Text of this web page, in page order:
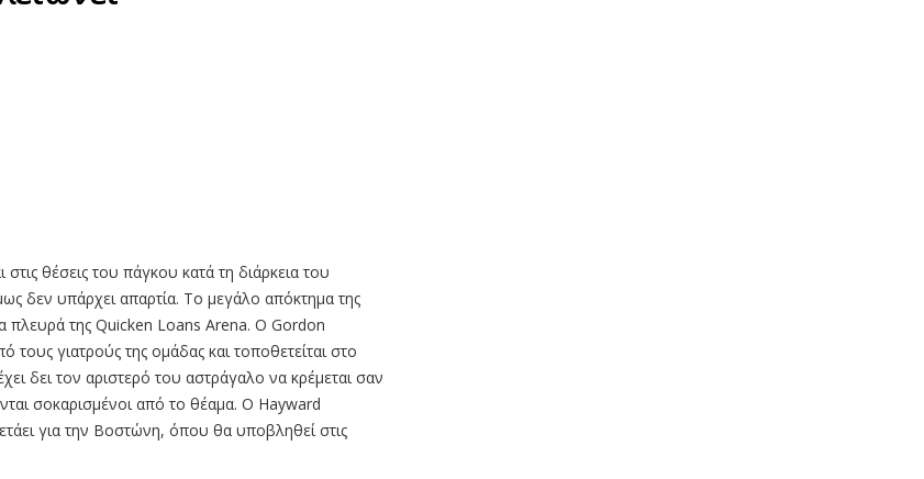
θέσεις του πάγκου κατά τη διάρκεια του
δεν υπάρχει απαρτία. Το μεγάλο απόκτημα της
πλευρά της Quicken Loans Arena. O Gordon
τους γιατρούς της ομάδας και τοποθετείται στο
δει τον αριστερό του αστράγαλο να κρέμεται σαν
σοκαρισμένοι από το θέαμα. Ο Hayward
για την Βοστώνη, όπου θα υποβληθεί στις